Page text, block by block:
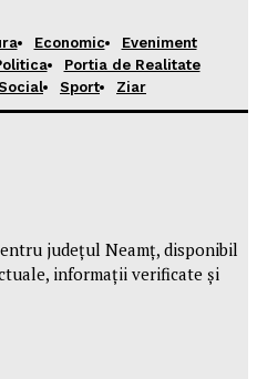
Economic
Eveniment
Portia de Realitate
Sport Ziar
județul Neamț, disponibil
informații verificate și